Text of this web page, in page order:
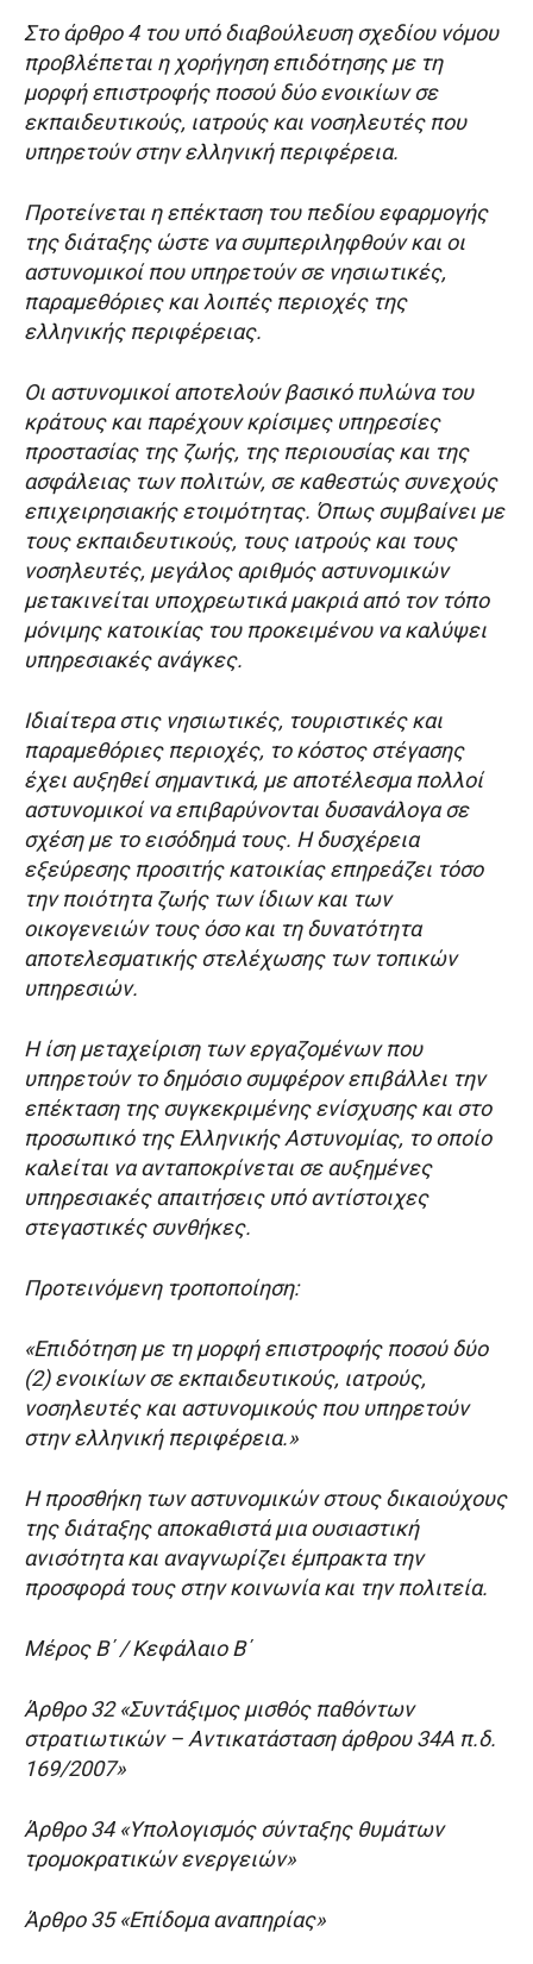
Στο άρθρο 4 του υπό διαβούλευση σχεδίου νόμου
προβλέπεται η χορήγηση επιδότησης με τη
μορφή επιστροφής ποσού δύο ενοικίων σε
εκπαιδευτικούς, ιατρούς και νοσηλευτές που
υπηρετούν στην ελληνική περιφέρεια.
Προτείνεται η επέκταση του πεδίου εφαρμογής
της διάταξης ώστε να συμπεριληφθούν και οι
αστυνομικοί που υπηρετούν σε νησιωτικές,
παραμεθόριες και λοιπές περιοχές της
ελληνικής περιφέρειας.
Οι αστυνομικοί αποτελούν βασικό πυλώνα του
κράτους και παρέχουν κρίσιμες υπηρεσίες
προστασίας της ζωής, της περιουσίας και της
ασφάλειας των πολιτών, σε καθεστώς συνεχούς
επιχειρησιακής ετοιμότητας. Όπως συμβαίνει με
τους εκπαιδευτικούς, τους ιατρούς και τους
νοσηλευτές, μεγάλος αριθμός αστυνομικών
μετακινείται υποχρεωτικά μακριά από τον τόπο
μόνιμης κατοικίας του προκειμένου να καλύψει
υπηρεσιακές ανάγκες.
Ιδιαίτερα στις νησιωτικές, τουριστικές και
παραμεθόριες περιοχές, το κόστος στέγασης
έχει αυξηθεί σημαντικά, με αποτέλεσμα πολλοί
αστυνομικοί να επιβαρύνονται δυσανάλογα σε
σχέση με το εισόδημά τους. Η δυσχέρεια
εξεύρεσης προσιτής κατοικίας επηρεάζει τόσο
την ποιότητα ζωής των ίδιων και των
οικογενειών τους όσο και τη δυνατότητα
αποτελεσματικής στελέχωσης των τοπικών
υπηρεσιών.
Η ίση μεταχείριση των εργαζομένων που
υπηρετούν το δημόσιο συμφέρον επιβάλλει την
επέκταση της συγκεκριμένης ενίσχυσης και στο
προσωπικό της Ελληνικής Αστυνομίας, το οποίο
καλείται να ανταποκρίνεται σε αυξημένες
υπηρεσιακές απαιτήσεις υπό αντίστοιχες
στεγαστικές συνθήκες.
Προτεινόμενη τροποποίηση:
«Επιδότηση με τη μορφή επιστροφής ποσού δύο
(2) ενοικίων σε εκπαιδευτικούς, ιατρούς,
νοσηλευτές και αστυνομικούς που υπηρετούν
στην ελληνική περιφέρεια.»
Η προσθήκη των αστυνομικών στους δικαιούχους
της διάταξης αποκαθιστά μια ουσιαστική
ανισότητα και αναγνωρίζει έμπρακτα την
προσφορά τους στην κοινωνία και την πολιτεία.
Μέρος Β΄ / Κεφάλαιο Β΄
Άρθρο 32 «Συντάξιμος μισθός παθόντων
στρατιωτικών – Αντικατάσταση άρθρου 34Α π.δ.
169/2007»
Άρθρο 34 «Υπολογισμός σύνταξης θυμάτων
τρομοκρατικών ενεργειών»
Άρθρο 35 «Επίδομα αναπηρίας»